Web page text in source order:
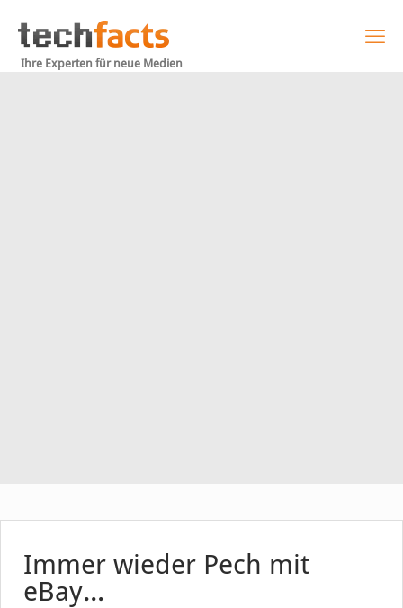
Ihre Experten für neue Medien
Immer wieder Pech mit
eBay…